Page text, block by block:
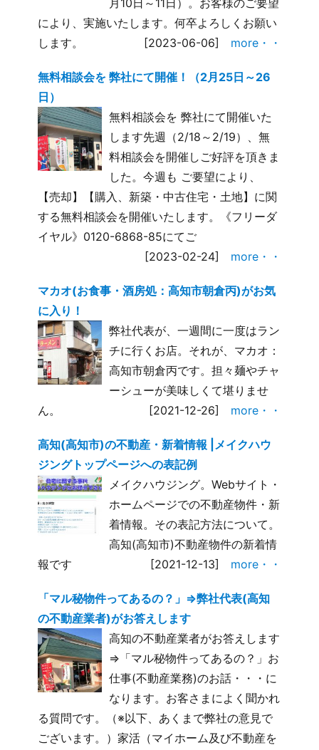
により、実施いたします。何卒よろしくお願い
します。
[2023-06-06] more・・
無料相談会を 弊社にて開催！（2月25日～26
日）
無料相談会を 弊社にて開催いた
します先週（2/18～2/19）、無
料相談会を開催しご好評を頂きま
した。今週も ご要望により、
【売却】【購入、新築・中古住宅・土地】に関
する無料相談会を開催いたします。《フリーダ
イヤル》0120-6868-85にてご
[2023-02-24] more・・
マカオ(お食事・酒房処：高知市朝倉丙)がお気
に入り！
弊社代表が、一週間に一度はラン
チに行くお店。それが、マカオ：
高知市朝倉丙です。担々麺やチャ
ーシューが美味しくて堪りませ
ん。
[2021-12-26] more・・
高知(高知市)の不動産・新着情報 |メイクハウ
ジングトップページへの表記例
メイクハウジング。Webサイト・
ホームページでの不動産物件・新
着情報。その表記方法について。
高知(高知市)不動産物件の新着情
報です
[2021-12-13] more・・
「マル秘物件ってあるの？」⇒弊社代表(高知
の不動産業者)がお答えします
高知の不動産業者がお答えします
⇒「マル秘物件ってあるの？」お
仕事(不動産業務)のお話・・・に
なります。お客さまによく聞かれ
る質問です。（※以下、あくまで弊社の意見で
ございます。）家活（マイホーム及び不動産を